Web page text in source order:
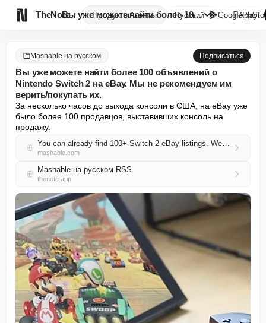
TheNote ПродуктыАгенты Вы уже можете найти более 100 ...
Русский GooglePlay

Mashable на русском Подписаться
Вы уже можете найти более 100 объявлений о
Nintendo Switch 2 на eBay. Мы не рекомендуем им
верить/покупать их.
За несколько часов до выхода консоли в США, на eBay уже
было более 100 продавцов, выставивших консоль на
продажу.
You can already find 100+ Switch 2 eBay listings. We dont recommend them.
mashable.com
Mashable на русском RSS
thenote.app